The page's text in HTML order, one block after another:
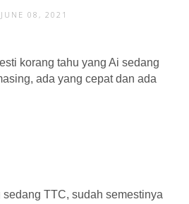
JUNE 08, 2021
korang tahu yang Ai sedang
ada yang cepat dan ada
TTC, sudah semestinya